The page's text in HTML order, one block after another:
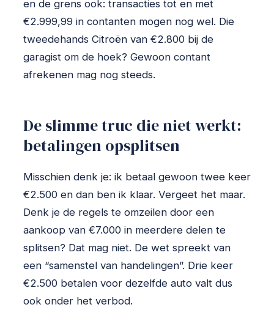
en de grens ook: transacties tot en met
€2.999,99 in contanten mogen nog wel. Die
tweedehands Citroën van €2.800 bij de
garagist om de hoek? Gewoon contant
afrekenen mag nog steeds.
De slimme truc die niet werkt:
betalingen opsplitsen
Misschien denk je: ik betaal gewoon twee keer
€2.500 en dan ben ik klaar. Vergeet het maar.
Denk je de regels te omzeilen door een
aankoop van €7.000 in meerdere delen te
splitsen? Dat mag niet. De wet spreekt van
een “samenstel van handelingen”. Drie keer
€2.500 betalen voor dezelfde auto valt dus
ook onder het verbod.